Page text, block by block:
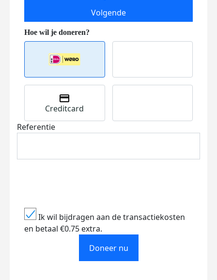
Volgende
Creditcard
Referentie
Ik wil bijdragen aan de transactiekosten
en betaal €0.75 extra.
Doneer nu